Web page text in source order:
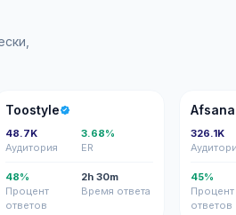
T
Toostyle
48.7K
Аудитория
3.68%
ER
48%
Процент
ответов
2h 30m
Время ответа
AF
326.1K
45%
Процент
ответов